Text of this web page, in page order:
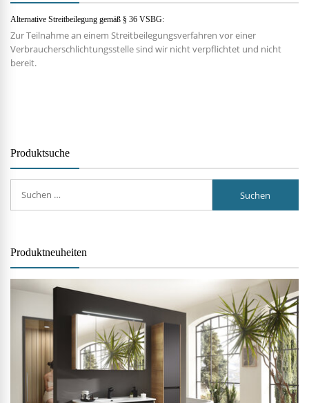
Alternative Streitbeilegung gemäß § 36 VSBG:
Zur Teilnahme an einem Streitbeilegungsverfahren vor einer
Verbraucherschlichtungsstelle sind wir nicht verpflichtet und nicht
bereit.
Produktsuche
nach:
Produktneuheiten